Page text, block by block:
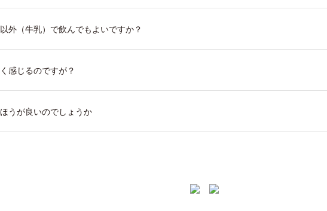
外（牛乳）で飲んでもよいですか？
感じるのですが？
うが良いのでしょうか